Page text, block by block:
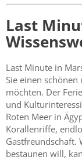
Last
Last Minute in
Sie einen
möchten. Der
und
Roten Meer in
Korallenriffe,
Gastfreundschaft.
bestaunen will,